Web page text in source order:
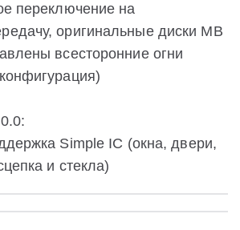
переключение на
оригинальные диски MB
всесторонние огни
Simple IC (окна, двери,
и стекла)